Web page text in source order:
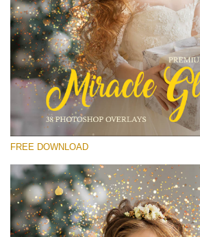
Por favor seleccione
Free Glitter Overlay #15
Small 800*533px
Miracle Glitters
(40 Overlays)
Sunlight Collection
(290 Overlays)
Large 6000*4000px
FREE DOWNLOAD